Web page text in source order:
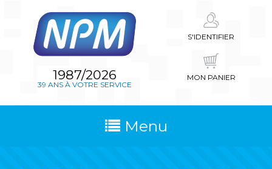
1987/2026
39 ANS À VOTRE SERVICE
S'IDENTIFIER
MON PANIER
Menu